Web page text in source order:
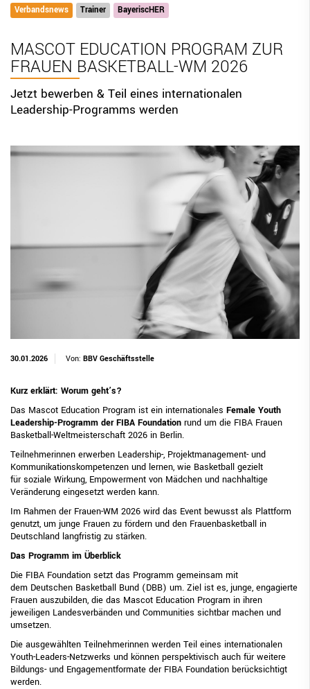
Verbandsnews Trainer BayeriscHER
MASCOT EDUCATION PROGRAM ZUR
FRAUEN BASKETBALL-WM 2026
Jetzt bewerben & Teil eines internationalen
Leadership-Programms werden
30.01.2026 Von: BBV Geschäftsstelle
Kurz erklärt: Worum geht’s?
Das Mascot Education Program ist ein internationales Female Youth
Leadership-Programm der FIBA Foundation rund um die FIBA Frauen
Basketball-Weltmeisterschaft 2026 in Berlin.
Teilnehmerinnen erwerben Leadership-, Projektmanagement- und
Kommunikationskompetenzen und lernen, wie Basketball gezielt
für soziale Wirkung, Empowerment von Mädchen und nachhaltige
Veränderung eingesetzt werden kann.
Im Rahmen der Frauen-WM 2026 wird das Event bewusst als Plattform
genutzt, um junge Frauen zu fördern und den Frauenbasketball in
Deutschland langfristig zu stärken.
Das Programm im Überblick
Die FIBA Foundation setzt das Programm gemeinsam mit
dem Deutschen Basketball Bund (DBB) um. Ziel ist es, junge, engagierte
Frauen auszubilden, die das Mascot Education Program in ihren
jeweiligen Landesverbänden und Communities sichtbar machen und
umsetzen.
Die ausgewählten Teilnehmerinnen werden Teil eines internationalen
Youth-Leaders-Netzwerks und können perspektivisch auch für weitere
Bildungs- und Engagementformate der FIBA Foundation berücksichtigt
werden.
BBV Links
DIGITAL SCORE SHEET
STRUKTURREFORM